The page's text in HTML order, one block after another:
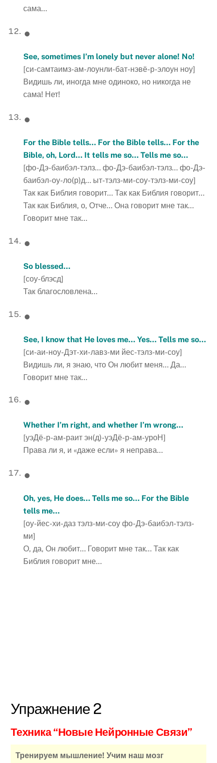
сама…
See, sometimes I’m lonely but never alone! No!
[си-самтаимз-ам-лоунли-бат-нэвё-р-элоун ноу]
Видишь ли, иногда мне одиноко, но никогда не
сама! Нет!
For the Bible tells… For the Bible tells… For the
Bible, oh, Lord… It tells me so… Tells me so…
[фо-Дэ-баибэл-тэлз… фо-Дэ-баибэл-тэлз… фо-Дэ-
баибэл-оу-ло(р)д… ыт-тэлз-ми-соу-тэлз-ми-соу]
Так как Библия говорит… Так как Библия говорит…
Так как Библия, о, Отче… Она говорит мне так…
Говорит мне так…
So blessed…
[соу-блэсд]
Так благословлена…
See, I know that He loves me… Yes… Tells me so…
[си-аи-ноу-Дэт-хи-лавз-ми йес-тэлз-ми-соу]
Видишь ли, я знаю, что Он любит меня… Да…
Говорит мне так…
Whether I’m right, and whether I’m wrong…
[уэДё-р-ам-раит эн(д)-уэДё-р-ам-уроН]
Права ли я, и «даже если» я неправа…
Oh, yes, He does… Tells me so… For the Bible
tells me…
[оу-йес-хи-даз тэлз-ми-соу фо-Дэ-баибэл-тэлз-
ми]
О, да, Он любит… Говорит мне так… Так как
Библия говорит мне…
Упражнение 2
Техника “Новые Нейронные Связи”
Тренируем мышление! Учим наш мозг